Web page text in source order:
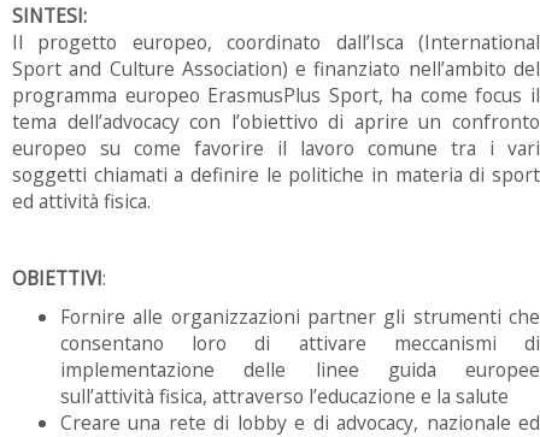
SINTESI:
Il progetto europeo, coordinato dall’Isca (International
Sport and Culture Association) e finanziato nell’ambito del
programma europeo ErasmusPlus Sport, ha come focus il
tema dell’advocacy con l’obiettivo di aprire un confronto
europeo su come favorire il lavoro comune tra i vari
soggetti chiamati a definire le politiche in materia di sport
ed attività fisica.
OBIETTIVI:
Fornire alle organizzazioni partner gli strumenti che
consentano loro di attivare meccanismi di
implementazione delle linee guida europee
sull’attività fisica, attraverso l’educazione e la salute
Creare una rete di lobby e di advocacy, nazionale ed